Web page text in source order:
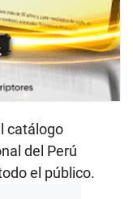
catálogo
del Perú
el público.